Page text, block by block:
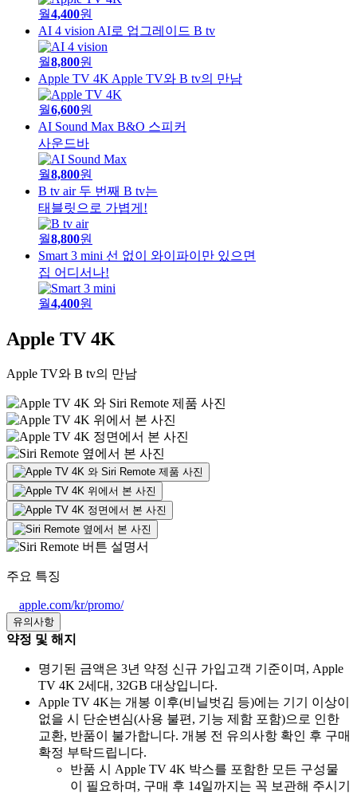
월4,400원
AI 4 vision AI로 업그레이드 B tv
월8,800원
Apple TV 4K Apple TV와 B tv의 만남
월6,600원
AI Sound Max B&O 스피커
사운드바
월8,800원
B tv air 두 번째 B tv는
태블릿으로 가볍게!
월8,800원
Smart 3 mini 선 없이 와이파이만 있으면
집 어디서나!
월4,400원
Apple TV 4K
Apple TV와 B tv의 만남
주요 특징
apple.com/kr/promo/
유의사항
약정 및 해지
명기된 금액은 3년 약정 신규 가입고객 기준이며, Apple
TV 4K 2세대, 32GB 대상입니다.
Apple TV 4K는 개봉 이후(비닐벗김 등)에는 기기 이상이
없을 시 단순변심(사용 불편, 기능 제함 포함)으로 인한
교환, 반품이 불가합니다. 개봉 전 유의사항 확인 후 구매
확정 부탁드립니다.
반품 시 Apple TV 4K 박스를 포함한 모든 구성물
이 필요하며, 구매 후 14일까지는 꼭 보관해 주시기